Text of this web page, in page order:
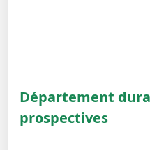
Département
prospectives